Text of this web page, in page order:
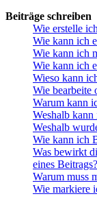
Beiträge schreiben
Wie erstelle
Wie kann ich
Wie kann ich
Wie kann ich
Wieso kann
Wie bearbeite
Warum kann
Weshalb kann
Weshalb
Wie kann ich
Was bewirkt
eines Beitrags?
Warum muss
Wie markiere